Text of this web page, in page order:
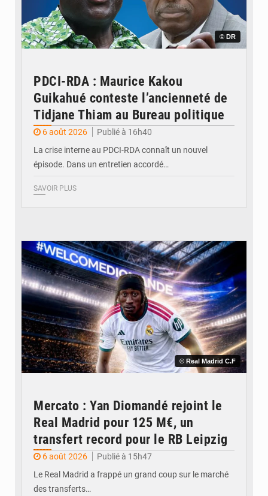
© DR
PDCI-RDA : Maurice Kakou
Guikahué conteste l’ancienneté de
Tidjane Thiam au Bureau politique
6 août 2026
Publié à 16h40
La crise interne au PDCI-RDA connaît un nouvel
épisode. Dans un entretien accordé…
SAVOIR PLUS
© Real Madrid C.F
Mercato : Yan Diomandé rejoint le
Real Madrid pour 125 M€, un
transfert record pour le RB Leipzig
6 août 2026
Publié à 15h47
Le Real Madrid a frappé un grand coup sur le marché
des transferts…